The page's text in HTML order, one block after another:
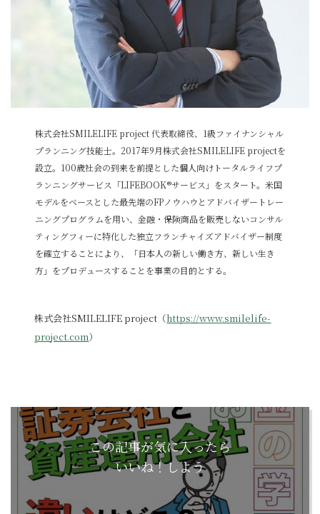
株式会社SMILELIFE project 代表取締役、1級ファイナンシャル
プランニング技能士。2017年9月株式会社SMILELIFE projectを
設立。100歳社会の到来を前提とした個人向けトータルライフプ
ランニングサービス「LIFEBOOK®サービス」をスタート。米国
モデルをベースとした最先端のFPノウハウとアドバイザートレー
ニングプログラムを用い、金融・保険商品を販売しないコンサル
ティングフィーに特化した独立フランチャイズアドバイザー制度
を確立することにより、「日本人の新しい働き方、新しい生き
方」をプロデュースすることを事業の目的とする。
株式会社SMILELIFE project（https://www.smilelife-
project.com）
この記事が気に入ったら
いいね！しよう